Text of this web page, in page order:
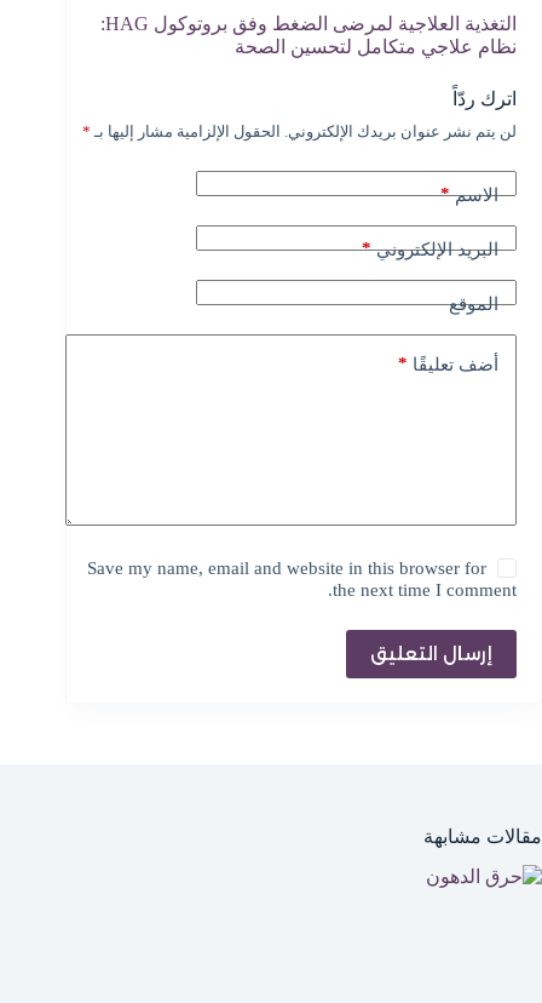
التغذية العلاجية لمرضى الضغط وفق بروتوكول HAG:
نظام علاجي متكامل لتحسين الصحة
اترك ردّاً
لن يتم نشر عنوان بريدك الإلكتروني. الحقول الإلزامية مشار إليها بـ *
الاسم*
البريد الإلكتروني*
الموقع
أضف تعليقًا *
Save my name, email and website in this browser for
the next time I comment.
إرسال التعليق
A
t
e
t
i
مقالات مشابهة